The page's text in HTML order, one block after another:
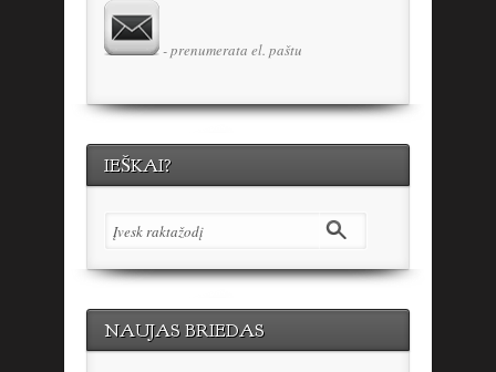
- prenumerata el. paštu
IEŠKAI?
NAUJAS BRIEDAS